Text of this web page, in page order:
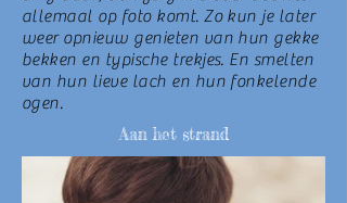
allemaal op foto komt. Zo kun je later
weer opnieuw genieten van hun gekke
bekken en typische trekjes. En smelten
van hun lieve lach en hun fonkelende
ogen.
Aan het strand